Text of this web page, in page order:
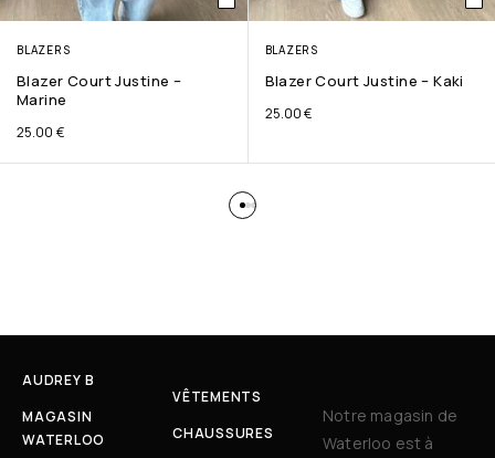
BLAZERS
Blazer Court Justine –
Marine
25.00 €
BLAZERS
Blazer Court Justine – Kaki
25.00€
AUDREY B
MAGASIN
WATERLOO
VÊTEMENTS
CHAUSSURES
Notre magasin de
Waterloo est à